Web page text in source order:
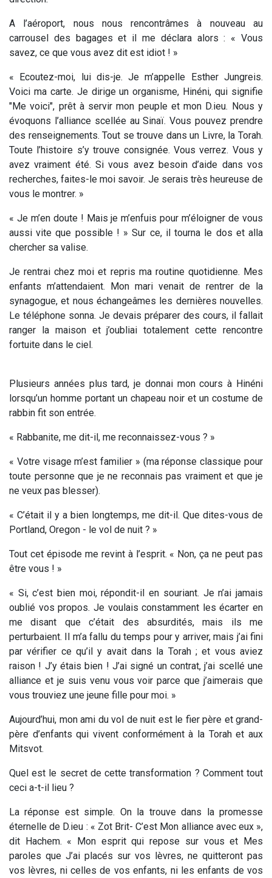
A l’aéroport, nous nous rencontrâmes à nouveau au
carrousel des bagages et il me déclara alors : « Vous
savez, ce que vous avez dit est idiot ! »
« Ecoutez-moi, lui dis-je. Je m’appelle Esther Jungreis.
Voici ma carte. Je dirige un organisme, Hinéni, qui signifie
"Me voici", prêt à servir mon peuple et mon D.ieu. Nous y
évoquons l’alliance scellée au Sinaï. Vous pouvez prendre
des renseignements. Tout se trouve dans un Livre, la Torah.
Toute l’histoire s’y trouve consignée. Vous verrez. Vous y
avez vraiment été. Si vous avez besoin d’aide dans vos
recherches, faites-le moi savoir. Je serais très heureuse de
vous le montrer. »
« Je m’en doute ! Mais je m’enfuis pour m’éloigner de vous
aussi vite que possible ! » Sur ce, il tourna le dos et alla
chercher sa valise.
Je rentrai chez moi et repris ma routine quotidienne. Mes
enfants m’attendaient. Mon mari venait de rentrer de la
synagogue, et nous échangeâmes les dernières nouvelles.
Le téléphone sonna. Je devais préparer des cours, il fallait
ranger la maison et j’oubliai totalement cette rencontre
fortuite dans le ciel.
Plusieurs années plus tard, je donnai mon cours à Hinéni
lorsqu’un homme portant un chapeau noir et un costume de
rabbin fit son entrée.
« Rabbanite, me dit-il, me reconnaissez-vous ? »
« Votre visage m’est familier » (ma réponse classique pour
toute personne que je ne reconnais pas vraiment et que je
ne veux pas blesser).
« C’était il y a bien longtemps, me dit-il. Que dites-vous de
Portland, Oregon - le vol de nuit ? »
Tout cet épisode me revint à l’esprit. « Non, ça ne peut pas
être vous ! »
« Si, c’est bien moi, répondit-il en souriant. Je n’ai jamais
oublié vos propos. Je voulais constamment les écarter en
me disant que c’était des absurdités, mais ils me
perturbaient. Il m’a fallu du temps pour y arriver, mais j’ai fini
par vérifier ce qu’il y avait dans la Torah ; et vous aviez
raison ! J’y étais bien ! J’ai signé un contrat, j’ai scellé une
alliance et je suis venu vous voir parce que j’aimerais que
vous trouviez une jeune fille pour moi. »
Aujourd’hui, mon ami du vol de nuit est le fier père et grand-
père d’enfants qui vivent conformément à la Torah et aux
Mitsvot.
Quel est le secret de cette transformation ? Comment tout
ceci a-t-il lieu ?
La réponse est simple. On la trouve dans la promesse
éternelle de D.ieu : « Zot Brit- C’est Mon alliance avec eux »,
dit Hachem. « Mon esprit qui repose sur vous et Mes
paroles que J’ai placés sur vos lèvres, ne quitteront pas
vos lèvres, ni celles de vos enfants, ni les enfants de vos